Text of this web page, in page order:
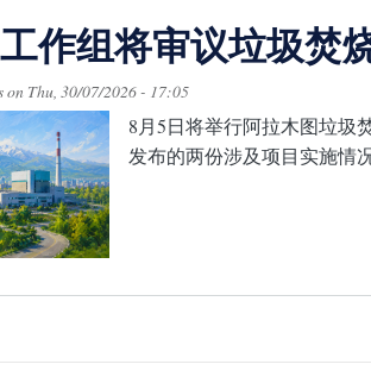
作组将审议垃圾焚
on Thu, 30/07/2026 - 17:05
8月5日将举行阿拉木图垃圾
发布的两份涉及项目实施情